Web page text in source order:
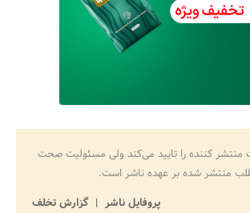
منتشر کننده را تایید می‌کند ولی مسئولیت صحت
منتشر شده بر عهده ناشر است.
پروفایل ناشر
گزارش تخلف